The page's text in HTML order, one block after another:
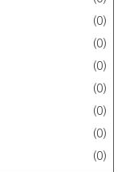
(0)
(0)
(0)
(0)
(0)
(0)
(0)